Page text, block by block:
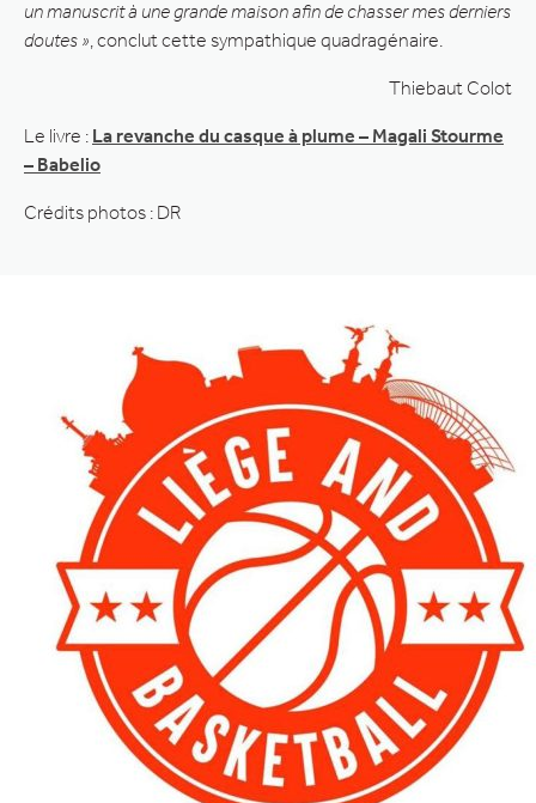
un manuscrit à une grande maison afin de chasser mes derniers
doutes » , conclut cette sympathique quadragénaire.
Thiebaut Colot
Le livre : La revanche du casque à plume – Magali Stourme
– Babelio
Crédits photos : DR